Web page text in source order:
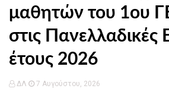
μαθητών του 1ου
στις Πανελλαδικές
έτους 2026
ΔΛ 7 Αυγούστου, 2026